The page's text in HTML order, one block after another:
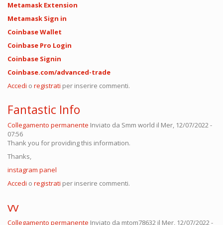
Metamask Extension
Metamask Sign in
Coinbase Wallet
Coinbase Pro Login
Coinbase Signin
Coinbase.com/advanced-trade
Accedi o registrati per inserire commenti.
Fantastic Info
Collegamento permanente Inviato da Smm world il Mer, 12/07/2022 -
07:56
Thank you for providing this information.
Thanks,
instagram panel
Accedi o registrati per inserire commenti.
vv
Collegamento permanente Inviato da mtom78632 il Mer, 12/07/2022 -